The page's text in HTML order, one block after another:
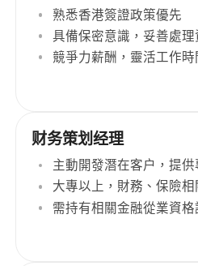
熟悉香港簽證政策優先
具備保密意識，妥善處理
競爭力薪酬，靈活工作時
财务策划经理
主動開發潛在客户，提
大專以上，財務、保險
需持有相關金融從業資格